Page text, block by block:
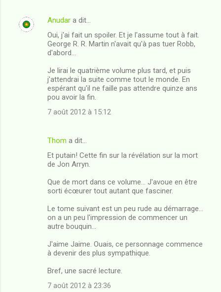
Anudar a dit…
Oui, j'ai fait un spoiler. Et je l'assume tout à fait.
George R. R. Martin n'avait qu'à pas tuer Robb,
d'abord...
Je lirai le quatrième volume plus tard, et puis
j'attendrai la suite comme tout le monde. En
espérant qu'il ne faille pas attendre quinze ans
pou avoir la fin.
7 août 2012 à 15:12
Thom a dit…
Et putain! Cette fin sur la révélation sur la mort
de Jon Arryn.
Que de mort dans ce volume... J'avoue en être
sorti écœurer tout autant que fasciner.
Le tome suivant est un peu rude au démarrage...
on a un peu l'impression de commencer un
autre bouquin...
J'aime Jaime. Ouais, ce personnage commence
à devenir des plus sympathique.
Bref, une sacré lecture.
7 août 2012 à 23:36